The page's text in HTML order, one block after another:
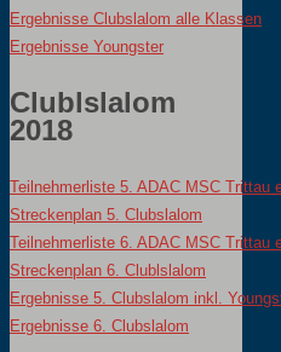
Ergebnisse Clubslalom alle Klassen
Ergebnisse Youngster
Clublslalom
2018
Teilnehmerliste 5. ADAC MSC Trittau
Streckenplan 5. Clubslalom
Teilnehmerliste 6. ADAC MSC Trittau
Streckenplan 6. Clublslalom
Ergebnisse 5. Clubslalom inkl.
Ergebnisse 6. Clubslalom